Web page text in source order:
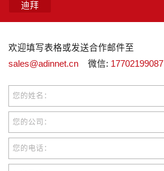
迪拜
欢迎填写表格或发送合作邮件至
sales@adinnet.cn 微信: 17702199087
您的姓名：
您的公司：
您的电话：